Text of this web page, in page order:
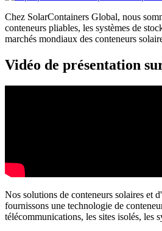
Chez SolarContainers Global, nous
conteneurs pliables, les systèmes de
marchés mondiaux des conteneurs
Vidéo de présentation
Nos solutions de conteneurs solaires et
fournissons une technologie de
télécommunications, les sites isolés, les